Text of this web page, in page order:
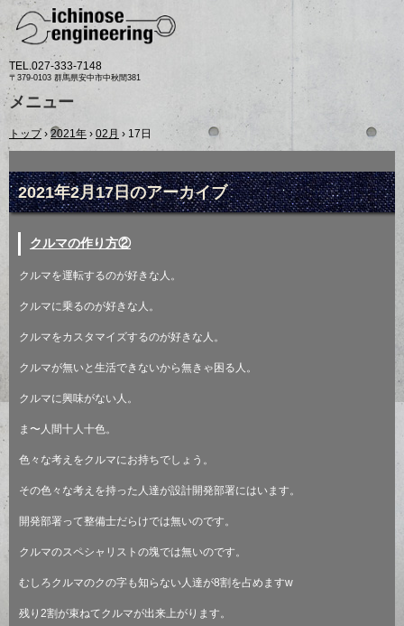
TEL.027-333-7148
〒379-0103 群馬県安中市中秋間381
メニュー
コ
ン
テ
ン
ツ
へ
ス
キ
トップ › 2021年 › 02月 › 17日
2021年2月17日のアーカイブ
クルマの作り方②
クルマを運転するのが好きな人。
クルマに乗るのが好きな人。
クルマをカスタマイズするのが好きな人。
クルマが無いと生活できないから無きゃ困る人。
クルマに興味がない人。
ま〜人間十人十色。
色々な考えをクルマにお持ちでしょう。
その色々な考えを持った人達が設計開発部署にはいます。
開発部署って整備士だらけでは無いのです。
クルマのスペシャリストの塊では無いのです。
むしろクルマのクの字も知らない人達が8割を占めますw
残り 2割が束ねてクルマが出来上がります。